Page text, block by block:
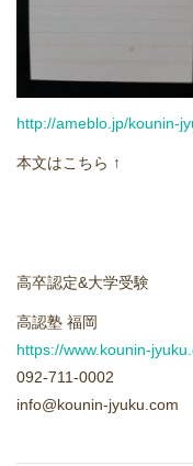
よくあるご質問
お問い合わせ
高認塾ブログ
http://ameblo.jp/kounin-
本文はこちら ↑
高卒認定&大学受験
高認塾 福岡
https://www.kounin-
092-711-0002
info@kounin-jyuku.com